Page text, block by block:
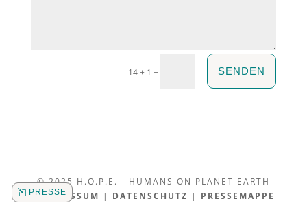
14 + 1 = SENDEN
PRESSE
© 2025 H.O.P.E. - HUMANS ON PLANET EARTH
|IMPRESSUM | DATENSCHUTZ | PRESSEMAPPE